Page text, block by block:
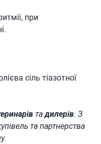
при
сіль тіазотної
тадилерів. З
та партнерства